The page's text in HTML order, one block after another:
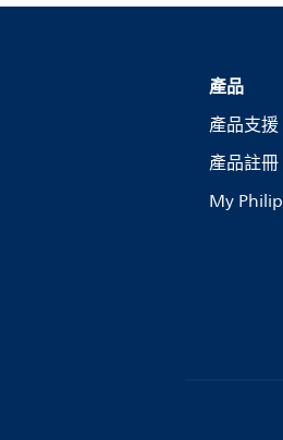
產品
產品支援
產品註冊
My